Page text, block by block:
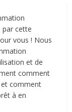
par cette
vous ! Nous
et de
comment
comment
à en